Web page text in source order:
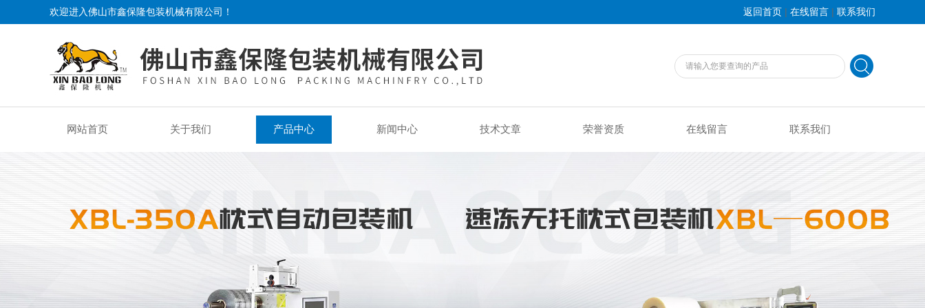
欢迎进入佛山市鑫保隆包装机械有限公司！ 返回首页 | 在线留言 | 联系我们
网站首页 关于我们 产品中心 新闻中心 技术文章 荣誉资质 在线留言 联系我们